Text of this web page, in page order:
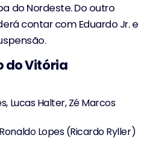
do Nordeste. Do outro
contar com Eduardo Jr. e
do Vitória
Lucas Halter, Zé Marcos
Lopes (Ricardo Ryller)